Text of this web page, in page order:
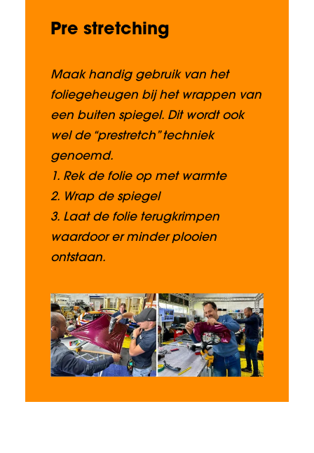
Pre stretching
Maak handig gebruik van het
foliegeheugen bij het wrappen van
een buiten spiegel. Dit wordt ook
wel de “prestretch” techniek
genoemd.
1. Rek de folie op met warmte
2. Wrap de spiegel
3. Laat de folie terugkrimpen
waardoor er minder plooien
ontstaan.